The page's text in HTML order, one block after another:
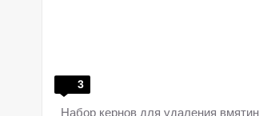
3
Набор кернов для удаления